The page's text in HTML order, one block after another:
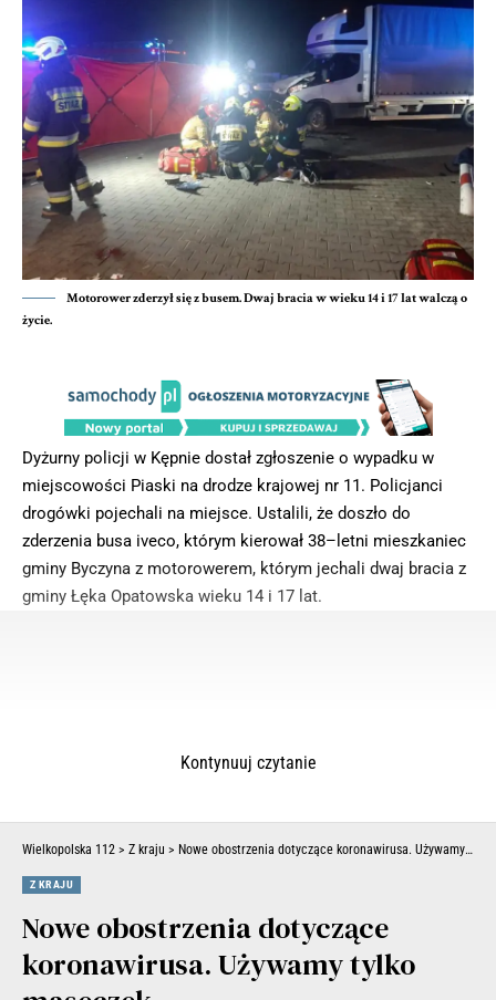
Motorower zderzył się z busem. Dwaj bracia w wieku 14 i 17 lat walczą o
życie.
Dyżurny policji w Kępnie dostał zgłoszenie o wypadku w
miejscowości Piaski na drodze krajowej nr 11. Policjanci
drogówki pojechali na miejsce. Ustalili, że doszło do
zderzenia busa iveco, którym kierował 38–letni mieszkaniec
gminy Byczyna z motorowerem, którym jechali dwaj bracia z
gminy Łęka Opatowska wieku 14 i 17 lat.
Kontynuuj czytanie
Wielkopolska 112 > Z kraju > Nowe obostrzenia dotyczące koronawirusa. Używamy tylko maseczek
Z KRAJU
Nowe obostrzenia dotyczące
koronawirusa. Używamy tylko